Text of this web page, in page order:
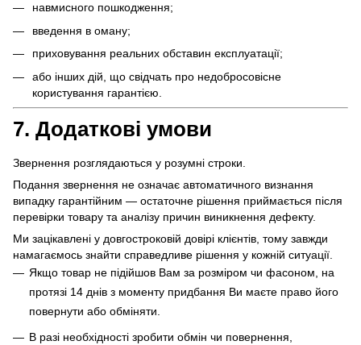
навмисного пошкодження;
введення в оману;
приховування реальних обставин експлуатації;
або інших дій, що свідчать про недобросовісне
користування гарантією.
7. Додаткові умови
Звернення розглядаються у розумні строки.
Подання звернення не означає автоматичного визнання
випадку гарантійним — остаточне рішення приймається після
перевірки товару та аналізу причин виникнення дефекту.
Ми зацікавлені у довгостроковій довірі клієнтів, тому завжди
намагаємось знайти справедливе рішення у кожній ситуації.
Якщо товар не підійшов Вам за розміром чи фасоном, на
протязі 14 днів з моменту придбання Ви маєте право його
повернути або обміняти.
В разі необхідності зробити обмін чи повернення,